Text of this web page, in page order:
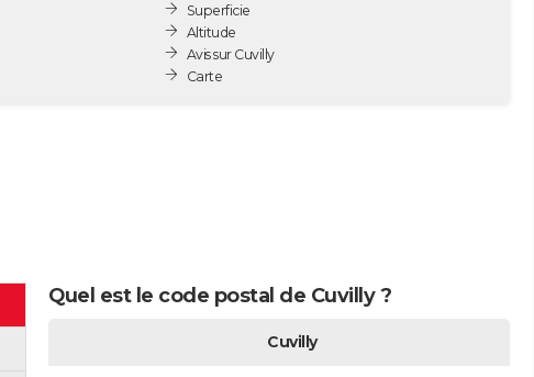
Superficie
Altitude
Avis sur Cuvilly
Carte
Quel est le code postal de Cuvilly ?
Cuvilly